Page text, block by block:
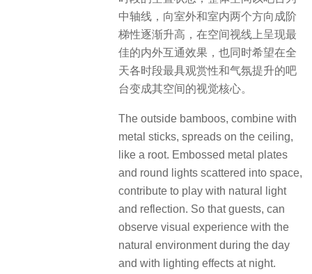
中轴线，向室外和室内两个方向成阶
梯性逐渐升高，在空间视线上呈现最
佳的内外互通效果，也同时希望在全
天各时段最具观赏性和气氛提升的吧
台变成其空间的视觉核心。
The outside bamboos, combine with
metal sticks, spreads on the ceiling,
like a root. Embossed metal plates
and round lights scattered into space,
contribute to play with natural light
and reflection. So that guests, can
observe visual experience with the
natural environment during the day
and with lighting effects at night.